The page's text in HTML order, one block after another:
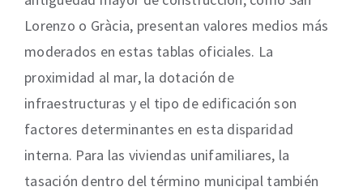
Lorenzo o Gràcia, presentan valores medios más
moderados en estas tablas oficiales. La
proximidad al mar, la dotación de
infraestructuras y el tipo de edificación son
factores determinantes en esta disparidad
interna. Para las viviendas unifamiliares, la
tasación dentro del término municipal también